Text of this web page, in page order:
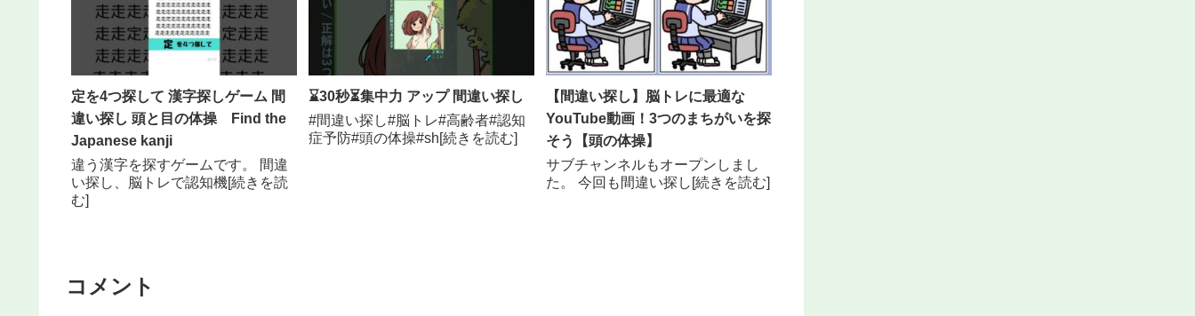
定を4つ探して 漢字探しゲーム 間
違い探し 頭と目の体操 Find the
Japanese kanji
違う漢字を探すゲームです。 間違
い探し、脳トレで認知機[続きを読
む]
⌛30秒⏳集中力 アップ 間違い探し
#間違い探し#脳トレ#高齢者#認知
症予防#頭の体操#sh[続きを読む]
【間違い探し】脳トレに最適な
YouTube動画！3つのまちがいを探
そう【頭の体操】
サブチャンネルもオープンしまし
た。 今回も間違い探し[続きを読む]
コメント